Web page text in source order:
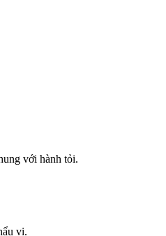
với hành tỏi.
vị.